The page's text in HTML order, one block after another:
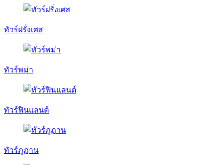
ทัวร์ฝรั่งเศส
ทัวร์พม่า
ทัวร์ฟินแลนด์
ทัวร์ภูฏาน